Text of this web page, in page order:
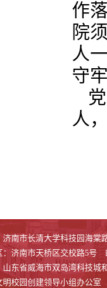
作
院
人
守
人
南市长清大学科技园海棠
：济南市天桥区交校路5号
山东省威海市双岛湾科技城
明校园创建领导小组办公